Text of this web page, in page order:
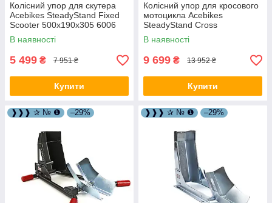
Колісний упор для скутера
Acebikes SteadyStand Fixed
Scooter 500х190х305 6006
В наявності
5 499 ₴ 7 951 ₴
Купити
Колісний упор для кросового
мотоцикла Acebikes
SteadyStand Cross
600х370х750 5005
В наявності
9 699 ₴ 13 952 ₴
Купити
❱❱❱ ✰ № ❶ –29% ❱❱❱ ✰ № ❶ –29%